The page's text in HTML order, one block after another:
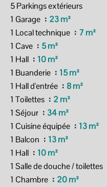
5 Parkings extérieurs
1 Garage
23 m²
1 Local technique
7 m²
1 Cave
5 m²
1 Hall
10 m²
1 Buanderie
15 m²
1 Hall d'entrée
8 m²
1 Toilettes
2 m²
1 Séjour
34 m²
1 Cuisine équipée
13 m²
1 Balcon
13 m²
1 Hall
10 m²
1 Salle de douche / toilettes
1 Chambre
20 m²